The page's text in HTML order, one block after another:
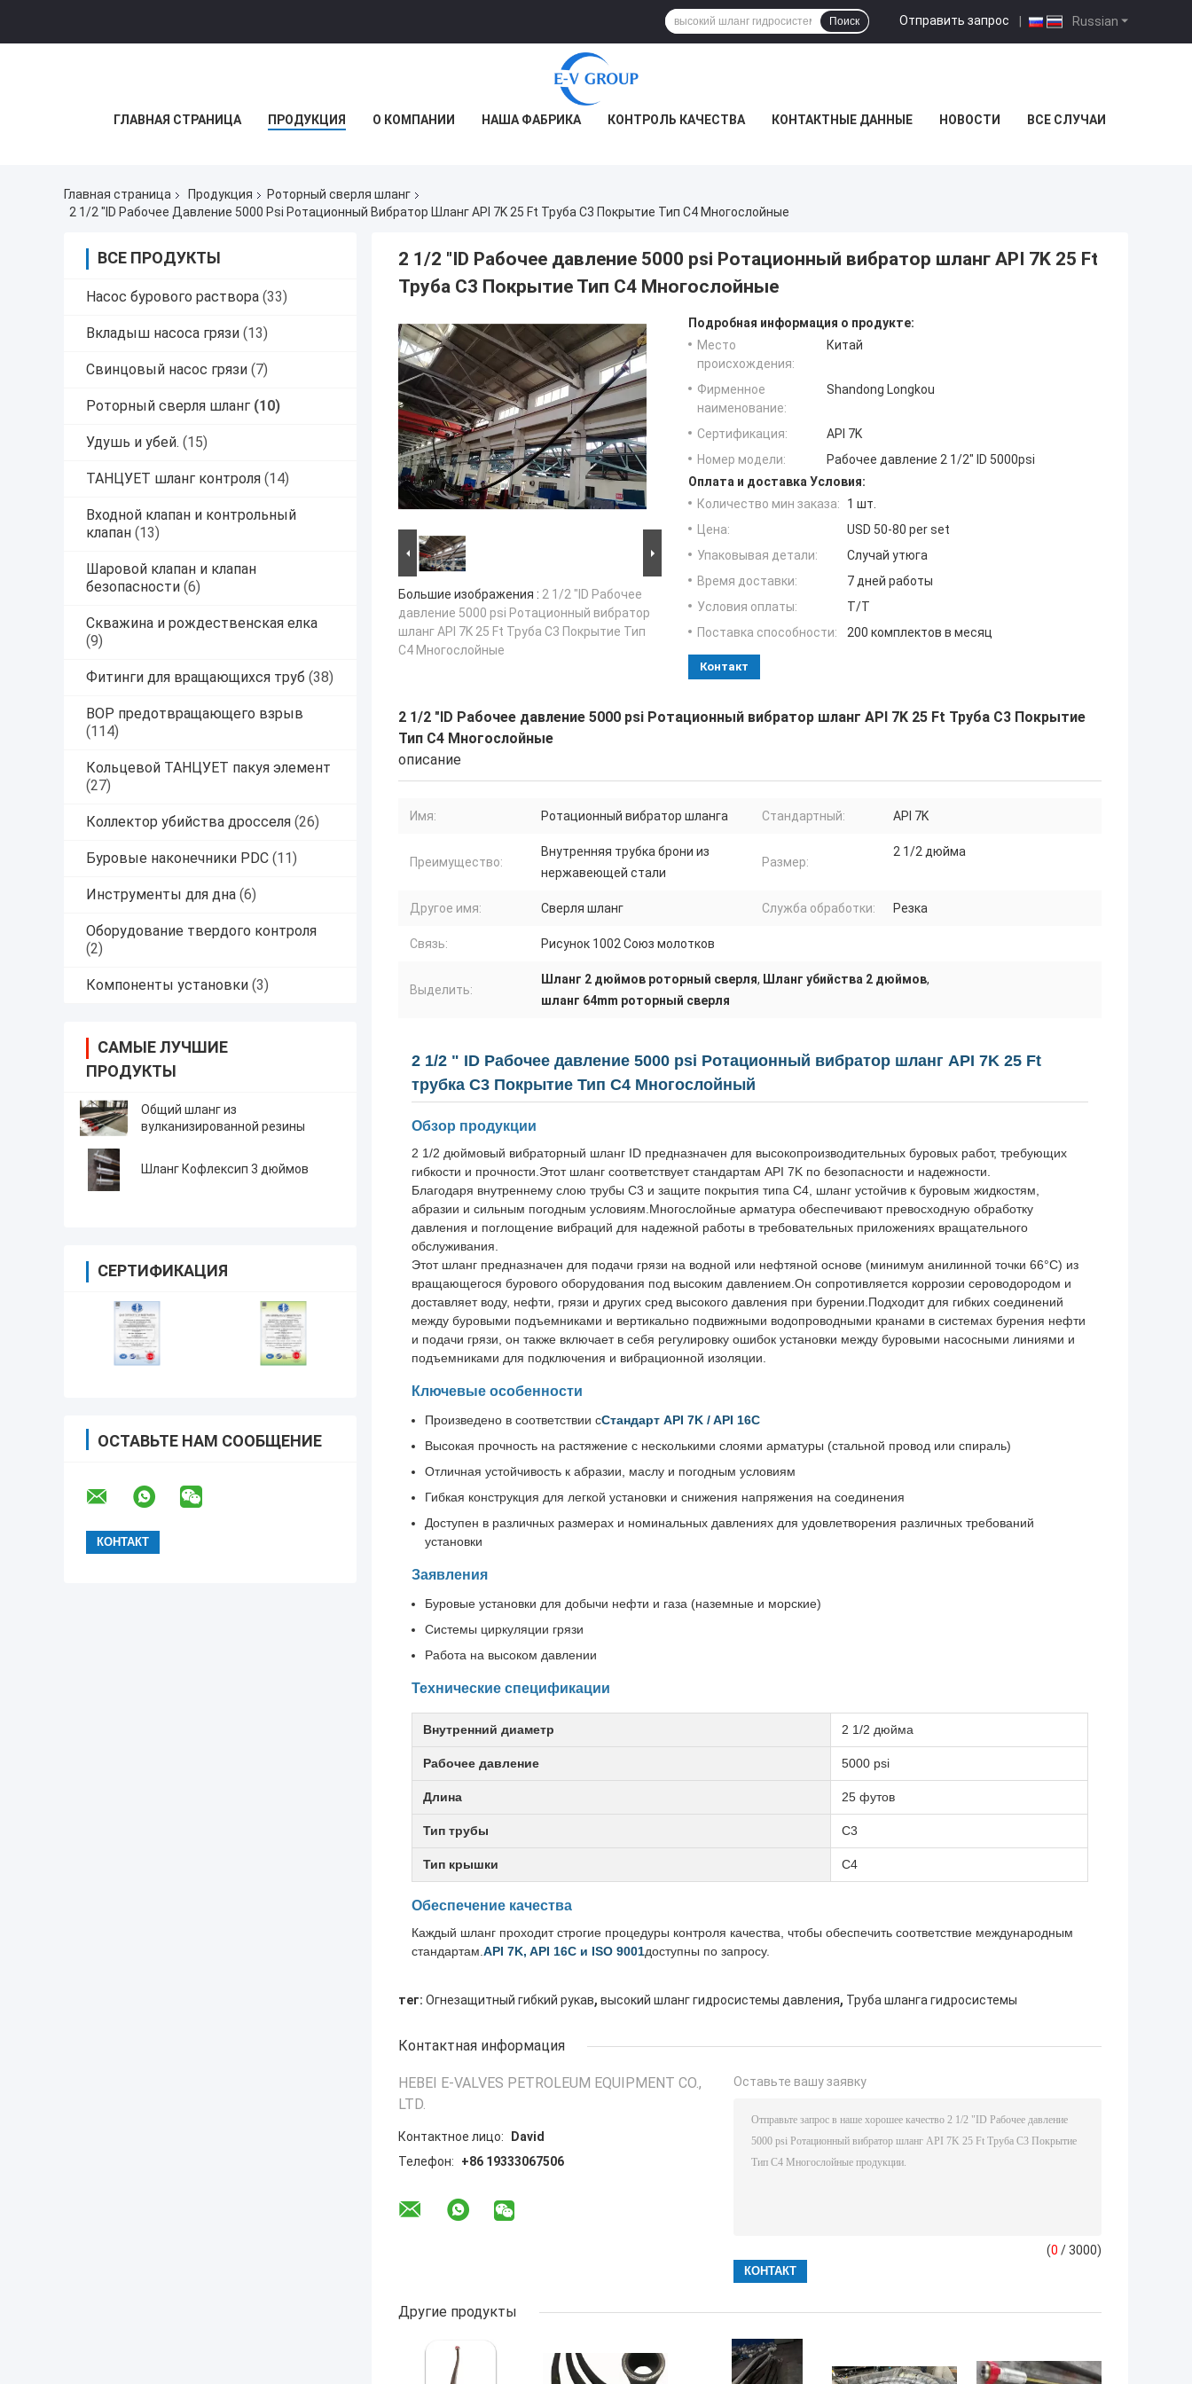
Russian
Отправить запрос |
Поиск
ГЛАВНАЯ СТРАНИЦА ПРОДУКЦИЯ О КОМПАНИИ НАША ФАБРИКА КОНТРОЛЬ КАЧЕСТВА КОНТАКТНЫЕ ДАННЫЕ НОВОСТИ ВСЕ СЛУЧАИ
Главная страница Продукция
Роторный сверля шланг
2 1/2 "ID Рабочее Давление 5000 Psi Ротационный Вибратор Шланг API 7K 25 Ft Труба C3 Покрытие Тип C4 Многослойные
ВСЕ ПРОДУКТЫ
Насос бурового раствора (33)
Вкладыш насоса грязи (13)
Свинцовый насос грязи (7)
Роторный сверля шланг (10)
Удушь и убей. (15)
ТАНЦУЕТ шланг контроля (14)
Входной клапан и контрольный
клапан (13)
Шаровой клапан и клапан
безопасности (6)
Скважина и рождественская елка
(9)
Фитинги для вращающихся труб (38)
BOP предотвращающего взрыв
(114)
Кольцевой ТАНЦУЕТ пакуя элемент
(27)
Коллектор убийства дросселя (26)
Буровые наконечники PDC (11)
Инструменты для дна (6)
Оборудование твердого контроля
(2)
Компоненты установки (3)
САМЫЕ ЛУЧШИЕ
ПРОДУКТЫ
Общий шланг из
вулканизированной резины
Шланг Кофлексип 3 дюймов
СЕРТИФИКАЦИЯ
ОСТАВЬТЕ НАМ СООБЩЕНИЕ
2 1/2 "ID Рабочее давление 5000 psi Ротационный вибратор шланг API 7K 25 Ft
Труба C3 Покрытие Тип C4 Многослойные
Большие изображения : 2 1/2 "ID Рабочее
давление 5000 psi Ротационный вибратор
шланг API 7K 25 Ft Труба C3 Покрытие Тип
C4 Многослойные
Подробная информация о продукте:
Место
происхождения:
Китай
Фирменное
наименование:
Shandong Longkou
Сертификация:
API 7K
Номер модели:
Рабочее давление 2 1/2" ID 5000psi
Оплата и доставка Условия:
Количество мин заказа:
1 шт.
Цена:
USD 50-80 per set
Упаковывая детали:
Случай утюга
Время доставки:
7 дней работы
Условия оплаты:
T/T
Поставка способности:
200 комплектов в месяц
Контакт
2 1/2 "ID Рабочее давление 5000 psi Ротационный вибратор шланг API 7K 25 Ft Труба C3 Покрытие
Тип C4 Многослойные
описание
Имя: Ротационный вибратор шланга Стандартный: API 7K
Преимущество:
Внутренняя трубка брони из
нержавеющей стали
Размер:
2 1/2 дюйма
Другое имя: Сверля шланг Служба обработки: Резка
Связь: Рисунок 1002 Союз молотков
Выделить:
Шланг 2 дюймов роторный сверля, Шланг убийства 2 дюймов,
шланг 64mm роторный сверля
2 1/2 " ID Рабочее давление 5000 psi Ротационный вибратор шланг API 7K 25 Ft
трубка C3 Покрытие Тип C4 Многослойный
Обзор продукции
2 1/2 дюймовый вибраторный шланг ID предназначен для высокопроизводительных буровых работ, требующих
гибкости и прочности.Этот шланг соответствует стандартам API 7K по безопасности и надежности.
Благодаря внутреннему слою трубы C3 и защите покрытия типа C4, шланг устойчив к буровым жидкостям,
абразии и сильным погодным условиям.Многослойные арматура обеспечивают превосходную обработку
давления и поглощение вибраций для надежной работы в требовательных приложениях вращательного
обслуживания.
Этот шланг предназначен для подачи грязи на водной или нефтяной основе (минимум анилинной точки 66°C) из
вращающегося бурового оборудования под высоким давлением.Он сопротивляется коррозии сероводородом и
доставляет воду, нефти, грязи и других сред высокого давления при бурении.Подходит для гибких соединений
между буровыми подъемниками и вертикально подвижными водопроводными кранами в системах бурения нефти
и подачи грязи, он также включает в себя регулировку ошибок установки между буровыми насосными линиями и
подъемниками для подключения и вибрационной изоляции.
Ключевые особенности
Произведено в соответствии сСтандарт API 7K / API 16C
Высокая прочность на растяжение с несколькими слоями арматуры (стальной провод или спираль)
Отличная устойчивость к абразии, маслу и погодным условиям
Гибкая конструкция для легкой установки и снижения напряжения на соединения
Доступен в различных размерах и номинальных давлениях для удовлетворения различных требований
установки
Заявления
Буровые установки для добычи нефти и газа (наземные и морские)
Системы циркуляции грязи
Работа на высоком давлении
Технические спецификации
Внутренний диаметр 2 1/2 дюйма
Рабочее давление 5000 psi
Длина 25 футов
Тип трубы C3
Тип крышки C4
Обеспечение качества
Каждый шланг проходит строгие процедуры контроля качества, чтобы обеспечить соответствие международным
стандартам. API 7K, API 16C и ISO 9001доступны по запросу.
тег: Огнезащитный гибкий рукав, высокий шланг гидросистемы давления, Труба шланга гидросистемы
Контактная информация
HEBEI E-VALVES PETROLEUM EQUIPMENT CO.,
LTD.
Контактное лицо:
David
Телефон:
+86 19333067506
Оставьте вашу заявку
(0 / 3000)
Другие продукты